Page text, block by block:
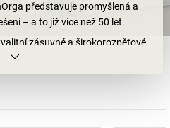
představuje promyšlená a
– a to již více než 50 let.
zásuvné a širokorozpěťové
organizaci prostoru a
lze přitom využít různými